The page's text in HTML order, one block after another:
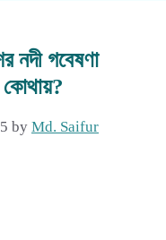
নদী গবেষণা
by Md. Saifur